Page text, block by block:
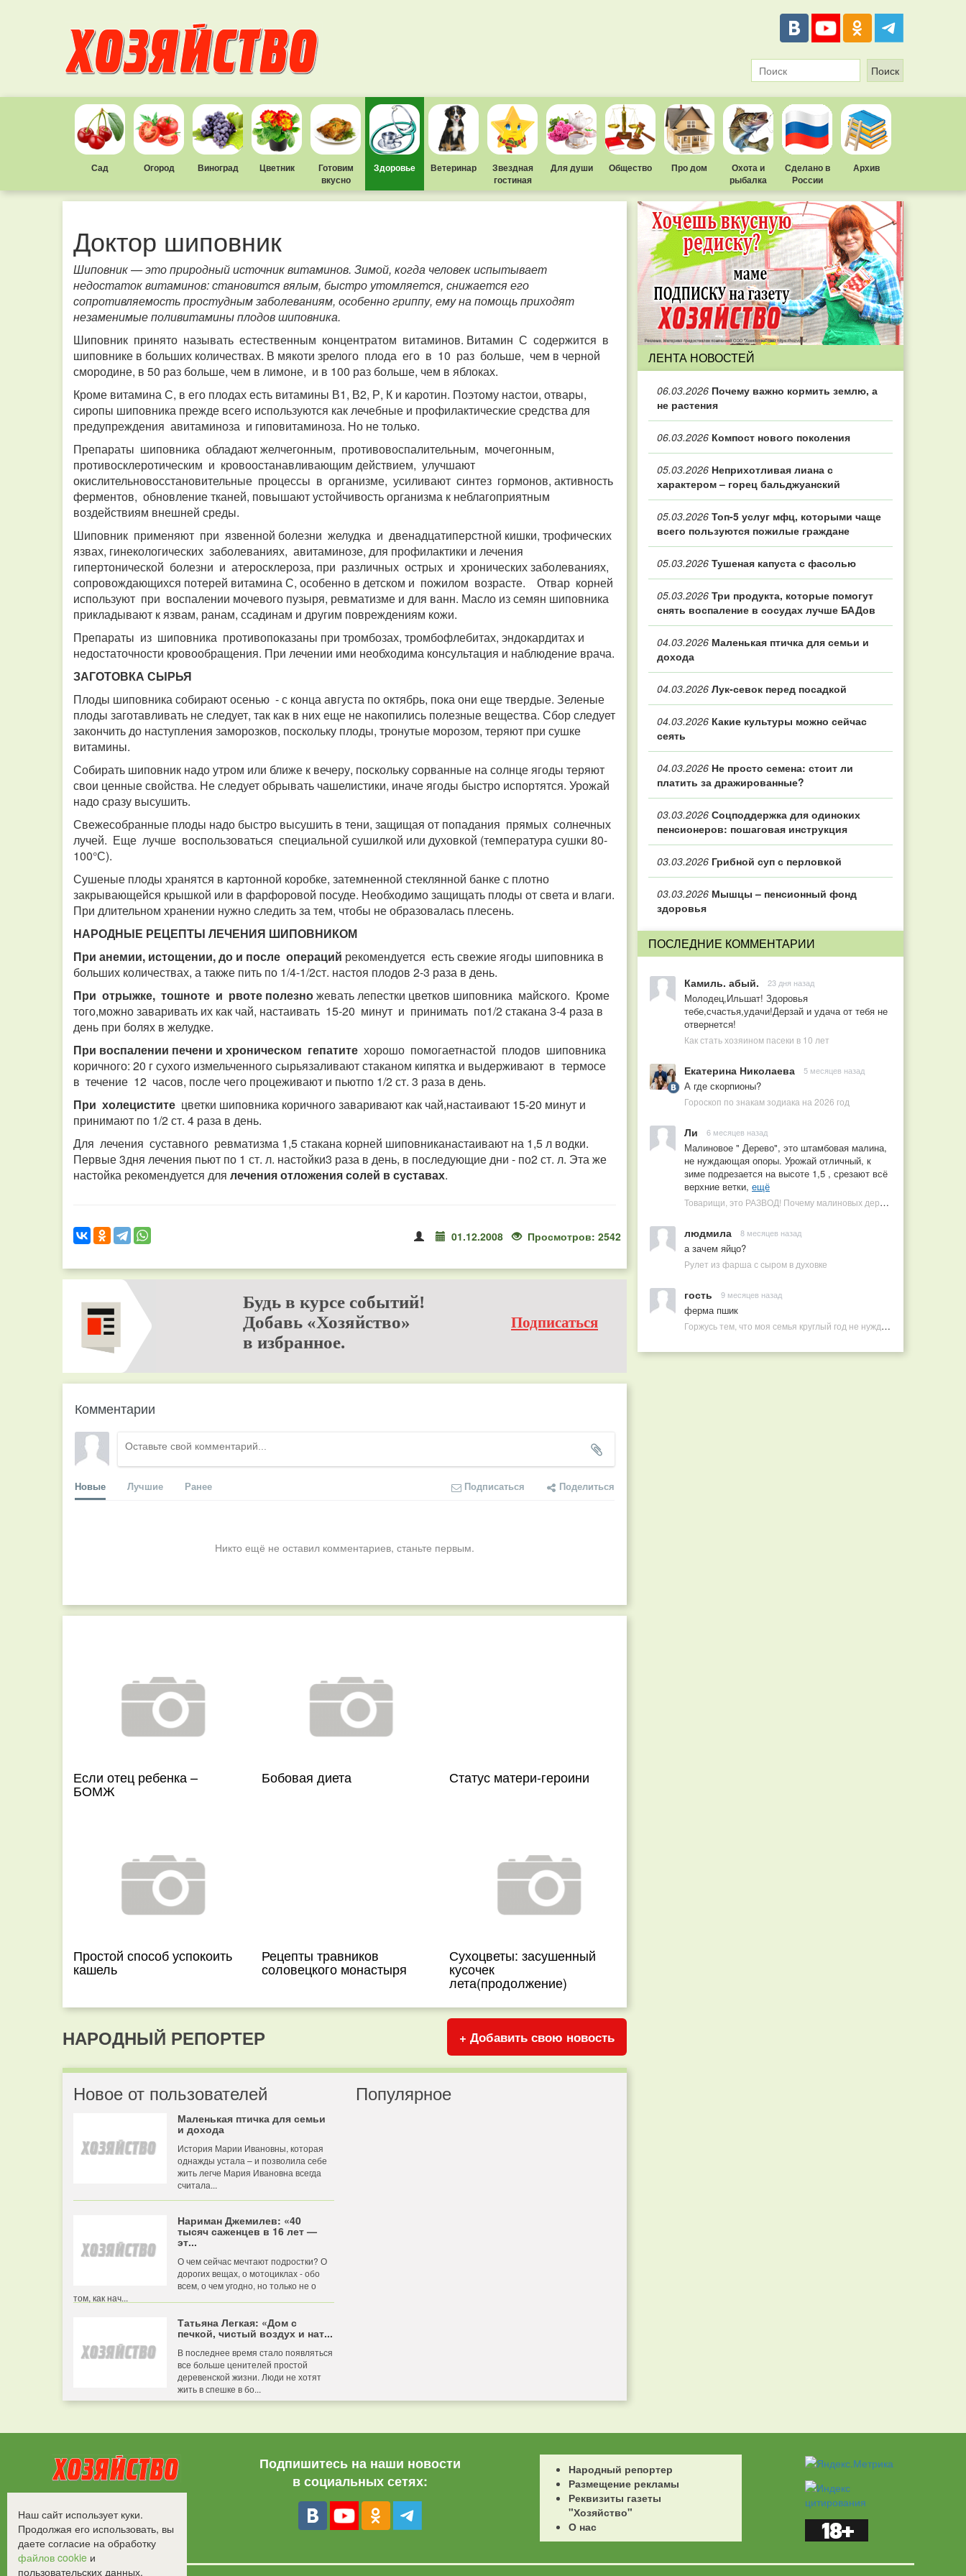
Сад Огород Виноград Цветник
Готовим
вкусно
Здоровье Ветеринар
Звездная
гостиная
Для души Общество Про дом
Охота и
рыбалка
Сделано в
России
Архив
Доктор шиповник
Шиповник — это природный источник витаминов. Зимой, когда человек испытывает
недостаток витаминов: становится вялым, быстро утомляется, снижается его
сопротивляемость простудным заболеваниям, особенно гриппу, ему на помощь приходят
незаменимые поливитамины плодов шиповника.
Шиповник принято называть естественным концентратом витаминов. Витамин С содержится в
шиповнике в больших количествах. В мякоти зрелого плода его в 10 раз больше, чем в черной
смородине, в 50 раз больше, чем в лимоне, и в 100 раз больше, чем в яблоках.
Кроме витамина С, в его плодах есть витамины В1, В2, Р, К и каротин. Поэтому настои, отвары,
сиропы шиповника прежде всего используются как лечебные и профилактические средства для
предупреждения авитаминоза и гиповитаминоза. Но не только.
Препараты шиповника обладают желчегонным, противовоспалительным, мочегонным,
противосклеротическим и кровоостанавливающим действием, улучшают
окислительновосстановительные процессы в организме, усиливают синтез гормонов, активность
ферментов, обновление тканей, повышают устойчивость организма к неблагоприятным
воздействиям внешней среды.
Шиповник применяют при язвенной болезни желудка и двенадцатиперстной кишки, трофических
язвах, гинекологических заболеваниях, авитаминозе, для профилактики и лечения
гипертонической болезни и атеросклероза, при различных острых и хронических заболеваниях,
сопровождающихся потерей витамина С, особенно в детском и пожилом возрасте. Отвар корней
используют при воспалении мочевого пузыря, ревматизме и для ванн. Масло из семян шиповника
прикладывают к язвам, ранам, ссадинам и другим повреждениям кожи.
Препараты из шиповника противопоказаны при тромбозах, тромбофлебитах, эндокардитах и
недостаточности кровообращения. При лечении ими необходима консультация и наблюдение врача.
ЗАГОТОВКА СЫРЬЯ
Плоды шиповника собирают осенью - с конца августа по октябрь, пока они еще твердые. Зеленые
плоды заготавливать не следует, так как в них еще не накопились полезные вещества. Сбор следует
закончить до наступления заморозков, поскольку плоды, тронутые морозом, теряют при сушке
витамины.
Собирать шиповник надо утром или ближе к вечеру, поскольку сорванные на солнце ягоды теряют
свои ценные свойства. Не следует обрывать чашелистики, иначе ягоды быстро испортятся. Урожай
надо сразу высушить.
Свежесобранные плоды надо быстро высушить в тени, защищая от попадания прямых солнечных
лучей. Еще лучше воспользоваться специальной сушилкой или духовкой (температура сушки 80-
100°С).
Сушеные плоды хранятся в картонной коробке, затемненной стеклянной банке с плотно
закрывающейся крышкой или в фарфоровой посуде. Необходимо защищать плоды от света и влаги.
При длительном хранении нужно следить за тем, чтобы не образовалась плесень.
НАРОДНЫЕ РЕЦЕПТЫ ЛЕЧЕНИЯ ШИПОВНИКОМ
При анемии, истощении, до и после операций рекомендуется есть свежие ягоды шиповника в
больших количествах, а также пить по 1/4-1/2ст. настоя плодов 2-3 раза в день.
При отрыжке, тошноте и рвоте полезножевать лепестки цветков шиповника майского. Кроме
того,можно заваривать их как чай, настаивать 15-20 минут и принимать по1/2 стакана 3-4 раза в
день при болях в желудке.
При воспалении печени и хроническом гепатите хорошо помогаетнастой плодов шиповника
коричного: 20 г сухого измельченного сырьязаливают стаканом кипятка и выдерживают в термосе
в течение 12 часов, после чего процеживают и пьютпо 1/2 ст. 3 раза в день.
При холецистите цветки шиповника коричного заваривают как чай,настаивают 15-20 минут и
принимают по 1/2 ст. 4 раза в день.
Для лечения суставного ревматизма 1,5 стакана корней шиповниканастаивают на 1,5 л водки.
Первые 3дня лечения пьют по 1 ст. л. настойки3 раза в день, в последующие дни - по2 ст. л. Эта же
настойка рекомендуется для лечения отложения солей в суставах.
01.12.2008 Просмотров: 2542
Будь в курсе событий!
Добавь «Хозяйство»
в избранное.
Подписаться
Комментарии
Новые Лучшие Ранее Подписаться Поделиться
Никто ещё не оставил комментариев, станьте первым.
Если отец ребенка –
БОМЖ
Бобовая диета Статус матери-героини
Простой способ успокоить
кашель
Рецепты травников
соловецкого монастыря
Сухоцветы: засушенный
кусочек
лета(продолжение)
НАРОДНЫЙ РЕПОРТЕР + Добавить свою новость
Новое от пользователей
Маленькая птичка для семьи
и дохода
История Марии Ивановны, которая
однажды устала – и позволила себе
жить легче Мария Ивановна всегда
считала...
Нариман Джемилев: «40
тысяч саженцев в 16 лет —
эт...
О чем сейчас мечтают подростки? О
дорогих вещах, о мотоциклах - обо
всем, о чем угодно, но только не о
том, как нач...
Татьяна Легкая: «Дом с
печкой, чистый воздух и нат...
В последнее время стало появляться
все больше ценителей простой
деревенской жизни. Люди не хотят
жить в спешке в бо...
Популярное
ЛЕНТА НОВОСТЕЙ
06.03.2026 Почему важно кормить землю, а
не растения
06.03.2026 Компост нового поколения
05.03.2026 Неприхотливая лиана с
характером – горец бальджуанский
05.03.2026 Топ‑5 услуг мфц, которыми чаще
всего пользуются пожилые граждане
05.03.2026 Тушеная капуста с фасолью
05.03.2026 Три продукта, которые помогут
снять воспаление в сосудах лучше БАДов
04.03.2026 Маленькая птичка для семьи и
дохода
04.03.2026 Лук-севок перед посадкой
04.03.2026 Какие культуры можно сейчас
сеять
04.03.2026 Не просто семена: стоит ли
платить за дражированные?
03.03.2026 Соцподдержка для одиноких
пенсионеров: пошаговая инструкция
03.03.2026 Грибной суп с перловкой
03.03.2026 Мышцы – пенсионный фонд
здоровья
ПОСЛЕДНИЕ КОММЕНТАРИИ
Камиль. абый. 23 дня назад
Молодец,Ильшат! Здоровья
тебе,счастья,удачи!Дерзай и удача от тебя не
отвернется!
Как стать хозяином пасеки в 10 лет
Екатерина Николаева 5 месяцев назад
А где скорпионы?
Гороскоп по знакам зодиака на 2026 год
Ли 6 месяцев назад
Малиновое " Дерево", это штамбовая малина,
не нуждающая опоры. Урожай отличный, к
зиме подрезается на высоте 1,5 , срезают всё
верхние ветки, ещё
Товарищи, это РАЗВОД! Почему малиновых деревьев не бывает, или Как ушлые продавцы наживаются на мечтах садоводов
людмила 8 месяцев назад
а зачем яйцо?
Рулет из фарша с сыром в духовке
гость 9 месяцев назад
ферма пшик
Горжусь тем, что моя семья круглый год не нуждается в покупных витаминах
Все права защищены.
©2008-2017 - "Хозяйство"
Подпишитесь на наши новости
в социальных сетях:
Народный репортер
Размещение рекламы
Реквизиты газеты
"Хозяйство"
О нас
Наш сайт использует куки.
Продолжая его использовать, вы
даете согласие на обработку
файлов cookie и
пользовательских данных.